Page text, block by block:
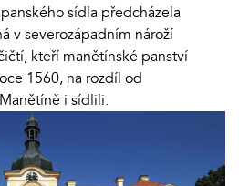
sídla předcházela
v severozápadním nároží
kteří manětínské panství
1560, na rozdíl od
i sídlili.